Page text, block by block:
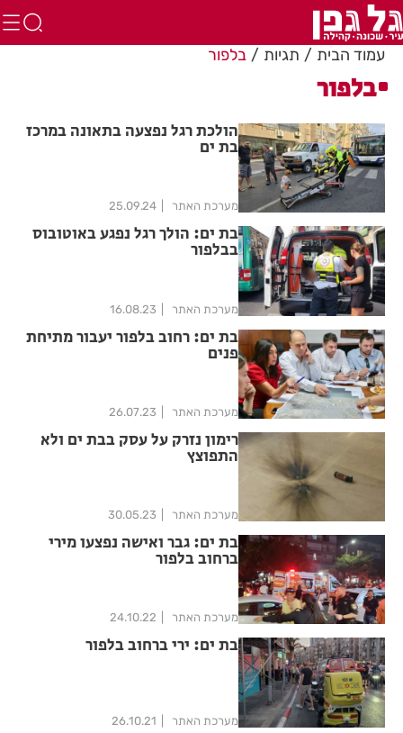
עמוד הבית תגיות בלפור
בלפור
הולכת רגל נפצעה בתאונה במרכז
בת ים
מערכת האתר 25.09.24
בת ים: הולך רגל נפגע באוטובוס
בבלפור
מערכת האתר 16.08.23
בת ים: רחוב בלפור יעבור מתיחת
פנים
מערכת האתר 26.07.23
רימון נזרק על עסק בבת ים ולא
התפוצץ
מערכת האתר 30.05.23
בת ים: גבר ואישה נפצעו מירי
ברחוב בלפור
מערכת האתר 24.10.22
בת ים: ירי ברחוב בלפור
מערכת האתר 26.10.21